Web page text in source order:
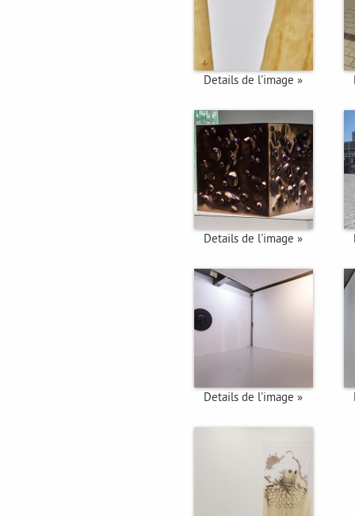
Details de l'image »
Details de l'image »
Details de l'image »